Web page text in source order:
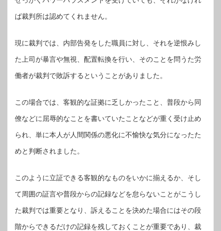
ば裁判所は認めてくれません。
現に裁判では、内部告発をした職員に対し、それを逆恨みし
た上司が暴言や無視、配置転換を行い、そのことを問うた労
働者が裁判で敗訴するということがありました。
この場合では、客観的な証拠に乏しかったこと、普段から同
僚などに屈辱的なことを書いていたことなどが重く受け止め
られ、単に本人が人間関係の悪化に不愉快な気分になったた
めと判断されました。
このように立証できる客観的なものをいかに揃えるか、そし
て周囲の証言や普段からの記録などを怠らないことがこうし
た裁判では重要となり、訴えることを決めた場合にはその段
階からできるだけの記録を残しておくことが重要であり、裁